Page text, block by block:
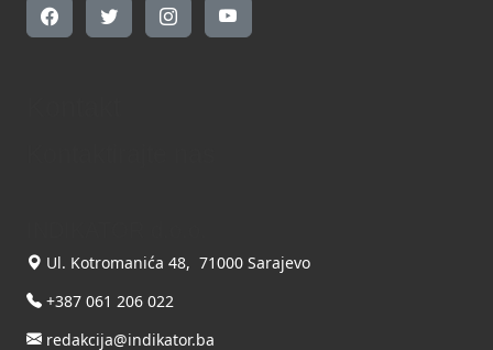
Ul. Kotromanića 48, 71000 Sarajevo
+387 061 206 022
redakcija@indikator.ba